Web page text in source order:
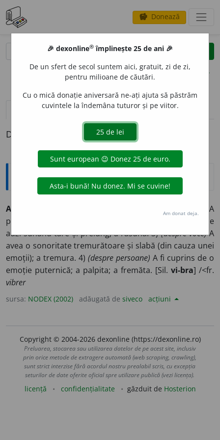
savings Donează
clear
opțiuni
definiții (1) pronunțievolume_up (6)
Definiția cu ID-ul 359189:
Explicative DEX
A VIBR
A
produce vibrații; a fi în vibrație. 2)
A se
auzi sunând tare și prelung; a răsuna. 3)(despre voce)A
avea o sonoritate tremurătoare și slabă (din cauza unei
emoții); a tremura. 4) (despre persoane) A fi cuprins de o
emoție puternică; a palpita; a fremăta. [Sil. vi-bra] /<fr.
vibrer
sursa: NODEX (2002) adăugată de siveco acțiuni
Copyright © 2004-2026 dexonline (https://dexonline.ro)
Preluarea, stocarea sau utilizarea datelor de pe acest site, inclusiv
prin orice metode de extragere automată (web scraping, crawling),
sunt strict interzise fără acordul nostru prealabil scris, cu excepția
seturilor de date oferite oficial spre utilizare publică (vezi licența).
licență confidențialitate găzduit de Hosterion
🎉 dexonline® împlinește 25 de ani 🎉
De un sfert de secol suntem aici, gratuit, zi de zi,
pentru milioane de căutări.
Cu o mică donație aniversară ne-ați ajuta să păstrăm
cuvintele la îndemâna tuturor și pe viitor.
Am donat deja.